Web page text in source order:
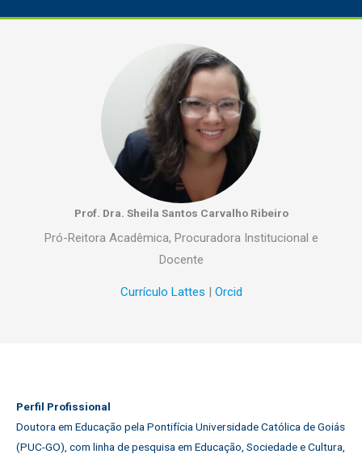
Prof. Dra. Sheila Santos Carvalho Ribeiro
Pró-Reitora Acadêmica, Procuradora Institucional e
Docente
Currículo Lattes | Orcid
Perfil Profissional
Doutora em Educação pela Pontifícia Universidade Católica de Goiás
(PUC-GO), com linha de pesquisa em Educação, Sociedade e Cultura,